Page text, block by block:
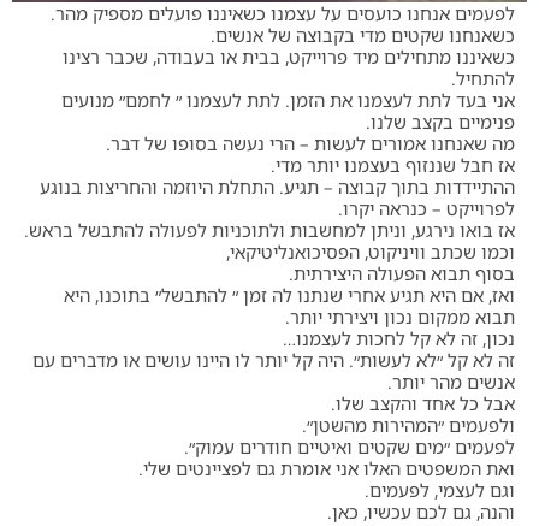
לפעמים אנחנו כועסים על עצמנו כשאיננו פועלים מספיק מהר.
כשאנחנו שקטים מדי בקבוצה של אנשים.
כשאיננו מתחילים מיד פרוייקט, בבית או בעבודה, שכבר רצינו
להתחיל.
אני בעד לתת לעצמנו את הזמן. לתת לעצמנו ״ לחמם״ מנועים
פנימיים בקצב שלנו.
מה שאנחנו אמורים לעשות – הרי נעשה בסופו של דבר.
אז חבל שננזוף בעצמנו יותר מדי.
ההתיידדות בתוך קבוצה – תגיע. התחלת היוזמה והחריצות בנוגע
לפרוייקט – כנראה יקרו.
אז בואו נירגע, וניתן למחשבות ולתוכניות לפעולה להתבשל בראש.
וכמו שכתב וויניקוט, הפסיכואנליטיקאי,
בסוף תבוא הפעולה היצירתית.
ואז, אם היא תגיע אחרי שנתנו לה זמן ״ להתבשל״ בתוכנו, היא
תבוא ממקום נכון ויצירתי יותר.
נכון, זה לא קל לחכות לעצמנו…
זה לא קל ״לא לעשות״. היה קל יותר לו היינו עושים או מדברים עם
אנשים מהר יותר.
אבל כל אחד והקצב שלו.
ולפעמים ״המהירות מהשטן״.
לפעמים ״מים שקטים ואיטיים חודרים עמוק״.
ואת המשפטים האלו אני אומרת גם לפציינטים שלי.
וגם לעצמי, לפעמים.
והנה, גם לכם עכשיו, כאן.